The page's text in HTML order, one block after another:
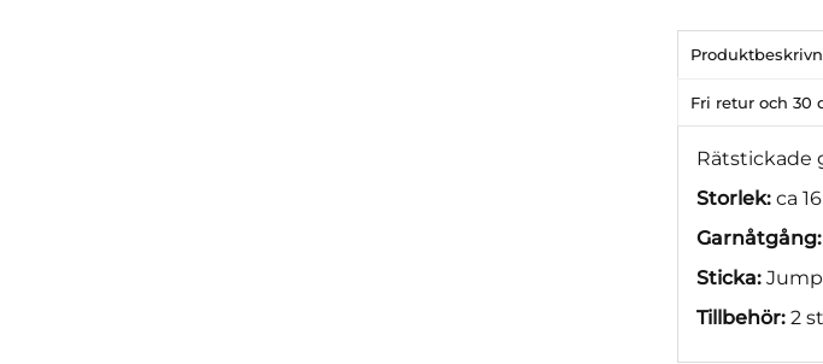
Fri retur och 30
Rätstickade
Storlek: ca
Garnåtgång:
Sticka:
Tillbehör: 2